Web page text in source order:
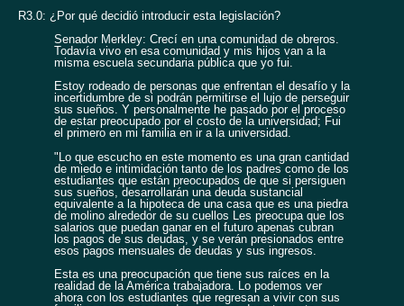
R3.0: ¿Por qué decidió introducir esta legislación?
Senador Merkley: Crecí en una comunidad de obreros.
Todavía vivo en esa comunidad y mis hijos van a la
misma escuela secundaria pública que yo fui.
Estoy rodeado de personas que enfrentan el desafío y la
incertidumbre de si podrán permitirse el lujo de perseguir
sus sueños. Y personalmente he pasado por el proceso
de estar preocupado por el costo de la universidad; Fui
el primero en mi familia en ir a la universidad.
"Lo que escucho en este momento es una gran cantidad
de miedo e intimidación tanto de los padres como de los
estudiantes que están preocupados de que si persiguen
sus sueños, desarrollarán una deuda sustancial
equivalente a la hipoteca de una casa que es una piedra
de molino alrededor de su cuellos Les preocupa que los
salarios que puedan ganar en el futuro apenas cubran
los pagos de sus deudas, y se verán presionados entre
esos pagos mensuales de deudas y sus ingresos.
Esta es una preocupación que tiene sus raíces en la
realidad de la América trabajadora. Lo podemos ver
ahora con los estudiantes que regresan a vivir con sus